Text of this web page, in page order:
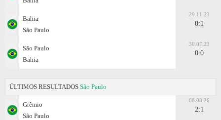
Bahia
São Paulo
29.11.23
0:1
São Paulo
Bahia
30.07.23
0:0
ÚLTIMOS RESULTADOS São Paulo
Grêmio
São Paulo
08.08.26
2:1